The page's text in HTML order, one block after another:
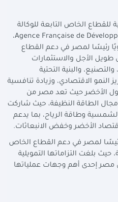
للقطاع الخاص التابعة للوكالة
Agence Française de،
رئيسًا لمصر في دعم القطاع
طويل الأجل والاستثمارات
والبنية التحتية
الاقتصادي، وزيادة تنافسية
الأخضر حيث تعد مصر من
مجال الطاقة النظيفة، حيث شاركت
وطاقة الرياح، بما يدعم
الأخضر وخفض الانبعاثات.
رئيسًا لمصر في دعم القطاع الخاص
حيث بلغت التزاماتها التمويلية
يجعل مصر إحدى أهم وجهات عملياتها